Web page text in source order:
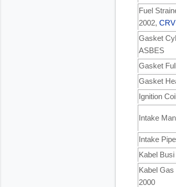
Fuel
2002,
Gasket
ASBES
Gasket
Gasket
Ignition
Intake
Intake
Kabel
Kabel
2000